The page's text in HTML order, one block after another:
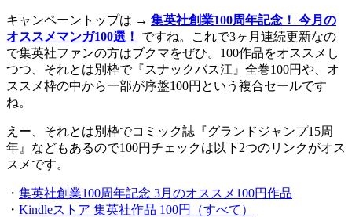
キャンペーントップは → 集英社創業100周年記念！ 今月の
オススメマンガ100選！
ですね。これで3ヶ月連続更新なの
で集英社ファンの方はブクマをぜひ。100作品をオススメし
つつ、それとは別枠で『スナックバス江』全巻100円や、オ
ススメ枠の中から一部が序盤100円という複合セールです
ね。
えー、それとは別枠でコミック誌『グランドジャンプ15周
年』などもあるので100円チェックは以下2つのリンクがオス
スメです。
・ 集英社創業100周年記念 3月のオススメ100円作品
・ Kindleストア 集英社作品 100円（すべて）